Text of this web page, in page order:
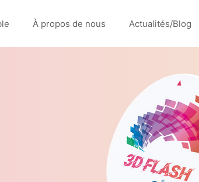
À propos de nous Actualités/Blog